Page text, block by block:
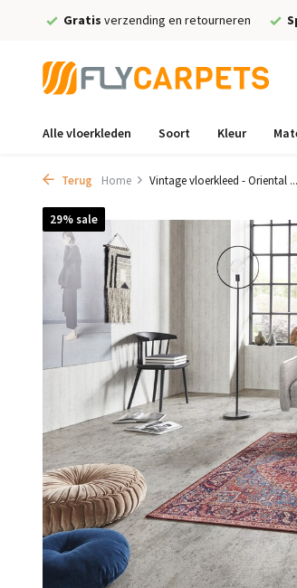
Gratis verzending en retourneren
Alle vloerkleden Soort Kleur
Terug Home Vintage vloerkleed - Oriental ...
29% sale